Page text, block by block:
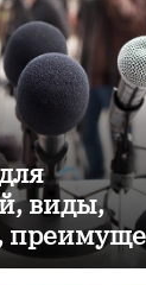
виды,